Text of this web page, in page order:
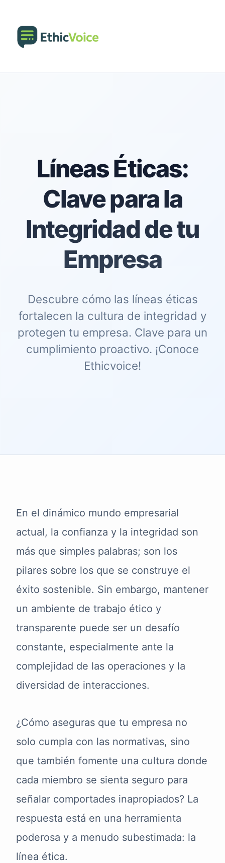
Líneas Éticas:
Clave para la
Integridad de tu
Empresa
Descubre cómo las líneas éticas
fortalecen la cultura de integridad y
protegen tu empresa. Clave para un
cumplimiento proactivo. ¡Conoce
Ethicvoice!
En el dinámico mundo empresarial
actual, la confianza y la integridad son
más que simples palabras; son los
pilares sobre los que se construye el
éxito sostenible. Sin embargo, mantener
un ambiente de trabajo ético y
transparente puede ser un desafío
constante, especialmente ante la
complejidad de las operaciones y la
diversidad de interacciones.
¿Cómo aseguras que tu empresa no
solo cumpla con las normativas, sino
que también fomente una cultura donde
cada miembro se sienta seguro para
señalar comportades inapropiados? La
respuesta está en una herramienta
poderosa y a menudo subestimada: la
línea ética.